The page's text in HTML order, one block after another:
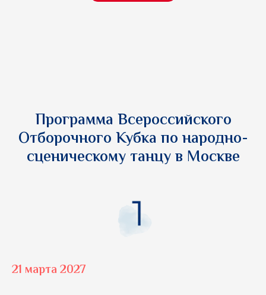
Программа Всероссийского
Отборочного Кубка по народно-
сценическому танцу в Москве
21 марта 2027